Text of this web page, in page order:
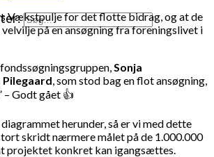
Vækstpulje for det flotte bidrag, og at de
velvilje på en ansøgning fra foreningslivet i
Sonja
Pilegaard, som stod bag en flot ansøgning,
– Godt gået 👍
herunder, så er vi med dette
skridt nærmere målet på de 1.000.000
projektet konkret kan igangsættes.